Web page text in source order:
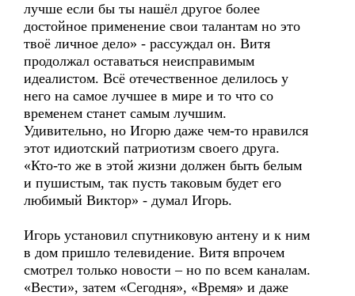
лучше если бы ты нашёл другое более
достойное применение свои талантам но это
твоё личное дело» - рассуждал он. Витя
продолжал оставаться неисправимым
идеалистом. Всё отечественное делилось у
него на самое лучшее в мире и то что со
временем станет самым лучшим.
Удивительно, но Игорю даже чем-то нравился
этот идиотский патриотизм своего друга.
«Кто-то же в этой жизни должен быть белым
и пушистым, так пусть таковым будет его
любимый Виктор» - думал Игорь.
Игорь установил спутниковую антену и к ним
в дом пришло телевидение. Витя впрочем
смотрел только новости – но по всем каналам.
«Вести», затем «Сегодня», «Время» и даже